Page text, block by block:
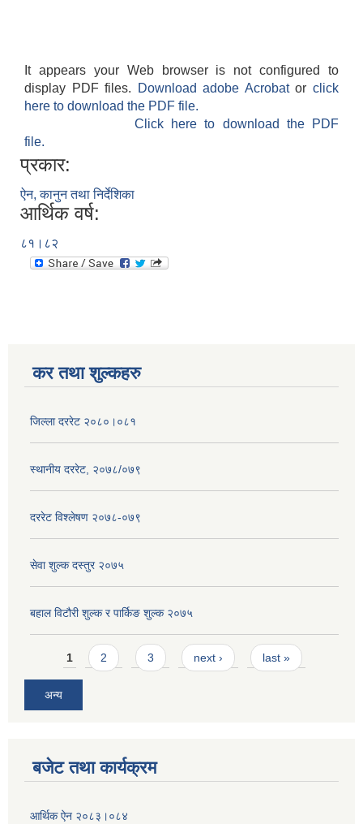
It appears your Web browser is not configured to
display PDF files.
Download adobe Acrobatorclick
here to download the PDF file.
Click here to download the PDF
file.
प्रकार:
ऐन, कानुन तथा निर्देशिका
आर्थिक वर्ष:
८१।८२
कर तथा शुल्कहरु
जिल्ला दररेट २०८०।०८१
स्थानीय दररेट, २०७८/०७९
दररेट विश्लेषण २०७८-०७९
सेवा शुल्क दस्तुर २०७५
बहाल विटौरी शुल्क र पार्किङ शुल्क २०७५
Pages
1 2 3 next › last »
अन्य
बजेट तथा कार्यक्रम
आर्थिक ऐन २०८३।०८४